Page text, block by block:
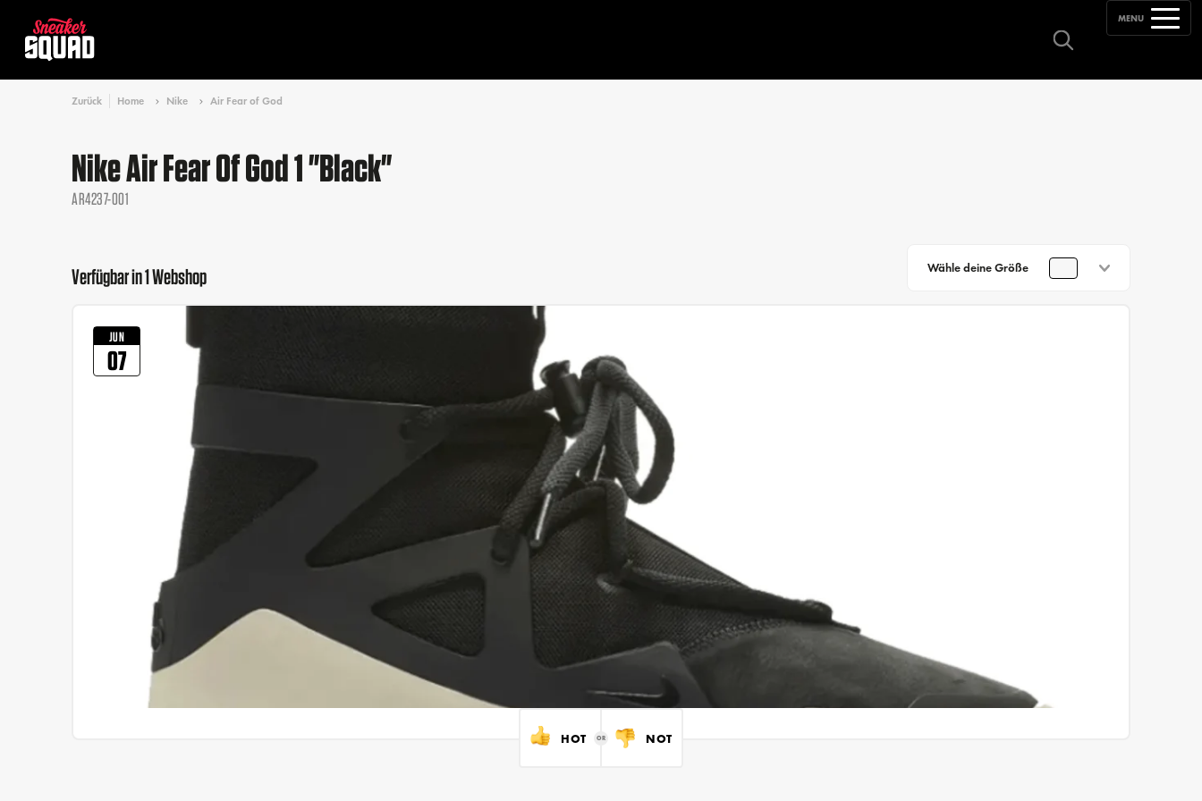
MENU
Zurück Home Nike Air Fear of God
Nike Air Fear Of God 1 "Black"
AR4237-001
Verfügbar in 1 Webshop Wähle deine Größe
JUN
07
HOT NOT